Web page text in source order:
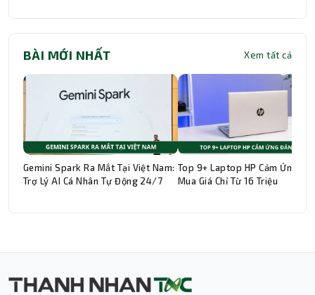
BÀI MỚI NHẤT Xem tất cả
Gemini Spark Ra Mắt Tại Việt Nam:
Trợ Lý AI Cá Nhân Tự Động 24/7
Top 9+ Laptop HP Cảm Ứng
Mua Giá Chỉ Từ 16 Triệu